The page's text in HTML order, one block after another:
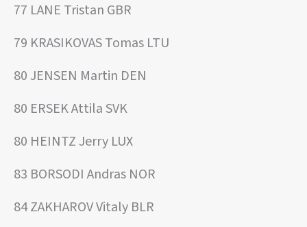
77 LANE Tristan GBR
79 KRASIKOVAS Tomas LTU
80 JENSEN Martin DEN
80 ERSEK Attila SVK
80 HEINTZ Jerry LUX
83 BORSODI Andras NOR
84 ZAKHAROV Vitaly BLR